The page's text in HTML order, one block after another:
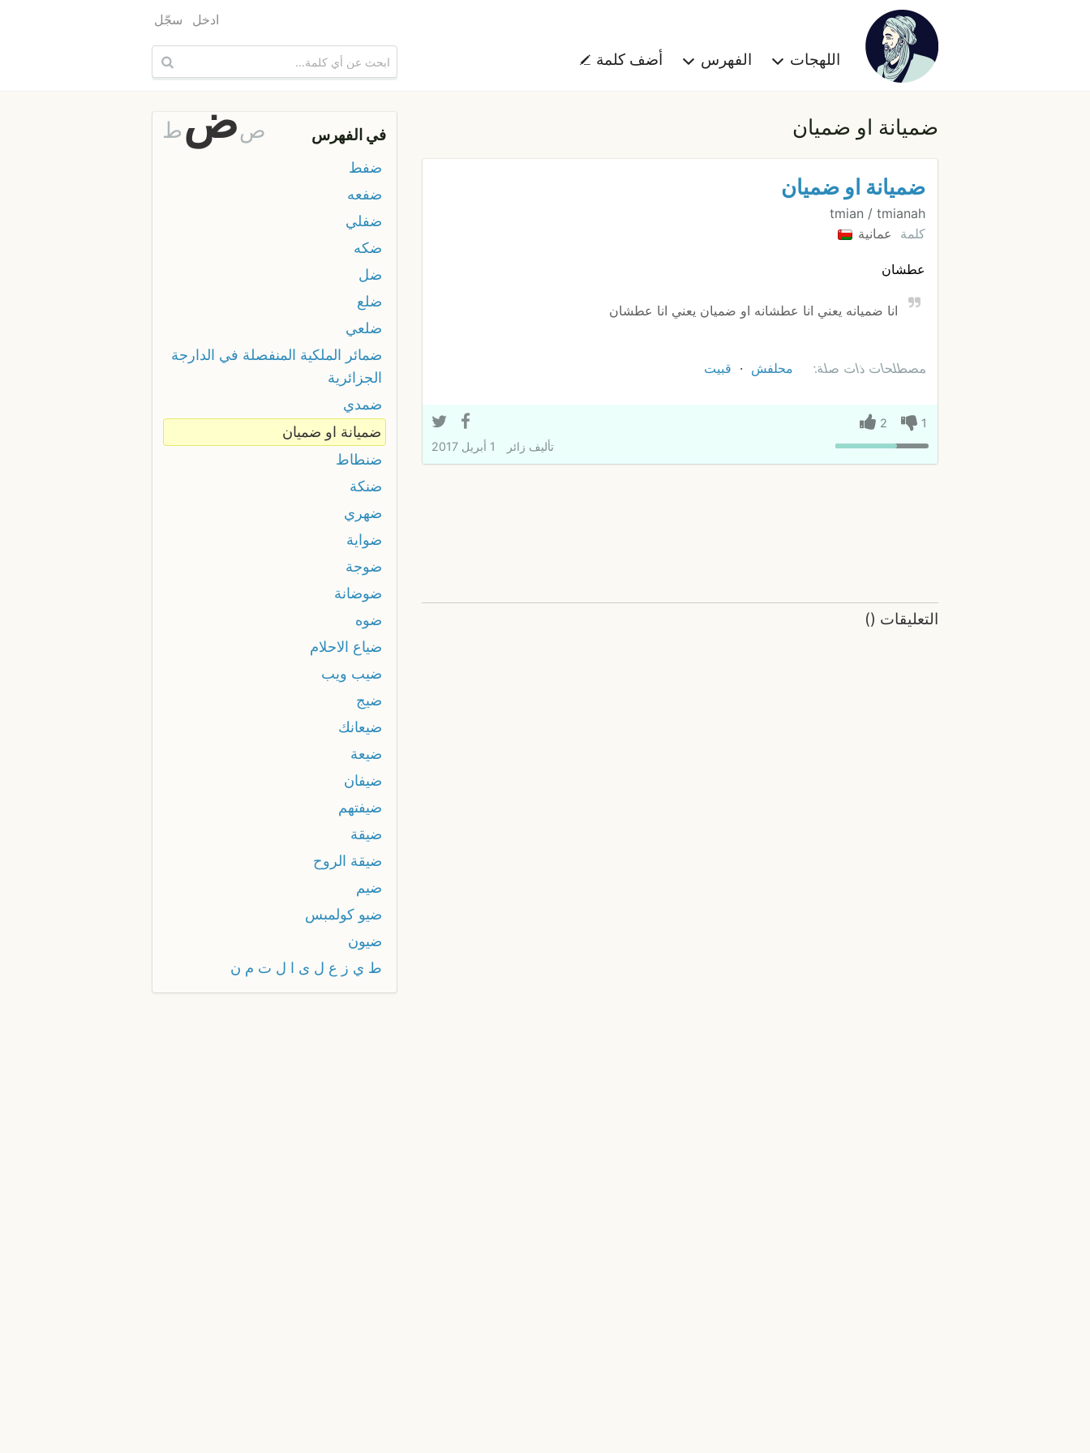
اللهجات الفهرس أضف كلمة
ادخل سجّل
ضميانة او ضميان
ضميانة او ضميان
tmian / tmianah
كلمة
عمانية
عطشان
انا ضميانه يعني انا عطشانه او ضميان يعني انا عطشان
مصطلحات ذات صلة: محلفش قبيت
1
2
تأليف زائر 1 أبريل 2017
التعليقات (
)
في الفهرس صضط
ضفط
ضفعه
ضفلي
ضكه
ضل
ضلع
ضلعي
ضمائر الملكية المنفصلة في الدارجة
الجزائرية
ضمدي
ضميانة او ضميان
ضنطاط
ضنكة
ضهري
ضواية
ضوجة
ضوضانة
ضوه
ضياع الاحلام
ضيب ويب
ضيج
ضيعانك
ضيعة
ضيفان
ضيفتهم
ضيقة
ضيقة الروح
ضيم
ضيو كولمبس
ضيون
ط ي ز ع ل ى ا ل ت م ن